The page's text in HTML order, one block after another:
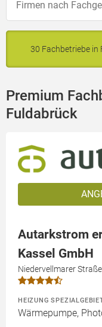
30 Fachbetriebe in
Premium
Fuldabrück
Autarkstrom
Kassel GmbH
Niedervellmarer
HEIZUNG
Wärmepumpe,